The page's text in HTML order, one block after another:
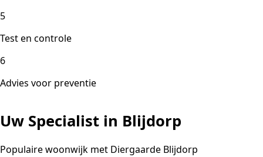
5
Test en controle
6
Advies voor preventie
Uw Specialist in Blijdorp
Populaire woonwijk met Diergaarde Blijdorp